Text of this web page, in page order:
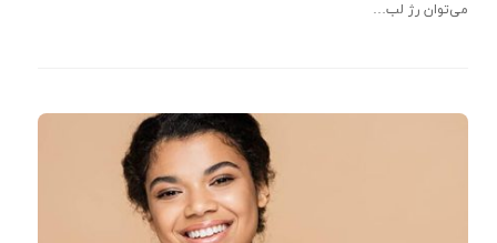
می‌توان رژ لب…